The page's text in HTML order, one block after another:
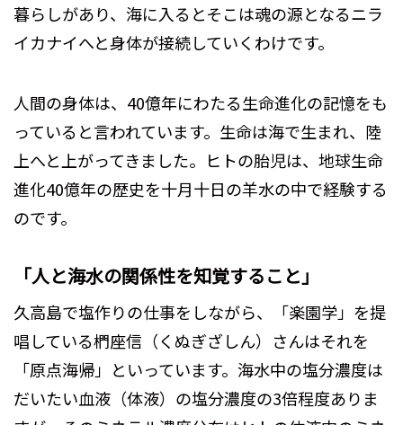
暮らしがあり、海に入るとそこは魂の源となるニラ
イカナイへと身体が接続していくわけです。
人間の身体は、40億年にわたる生命進化の記憶をも
っていると言われています。生命は海で生まれ、陸
上へと上がってきました。ヒトの胎児は、地球生命
進化40億年の歴史を十月十日の羊水の中で経験する
のです。
「人と海水の関係性を知覚すること」
久高島で塩作りの仕事をしながら、「楽園学」を提
唱している椚座信（くぬぎざしん）さんはそれを
「原点海帰」といっています。海水中の塩分濃度は
だいたい血液（体液）の塩分濃度の3倍程度ありま